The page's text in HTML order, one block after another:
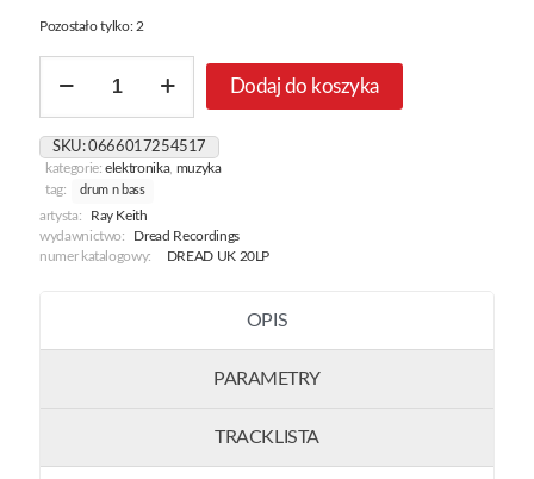
Pozostało tylko: 2
Renegade
Vol.1
Dodaj do koszyka
SKU:0666017254517
kategorie:elektronika, muzyka
tag:
drum n bass
artysta:
Ray Keith
wydawnictwo:
Dread Recordings
numer katalogowy:
DREAD UK 20LP
OPIS
PARAMETRY
TRACKLISTA